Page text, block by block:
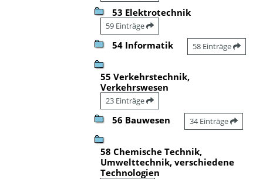
53 Elektrotechnik
59 Einträge
54 Informatik 58 Einträge
55 Verkehrstechnik,
Verkehrswesen
23 Einträge
56 Bauwesen 34 Einträge
58 Chemische Technik,
Umwelttechnik, verschiedene
Technologien